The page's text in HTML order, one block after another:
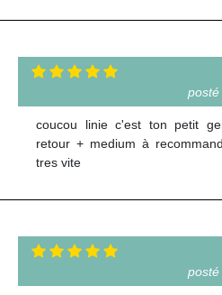
coucou linie c'est ton petit
retour + medium à
tres vite